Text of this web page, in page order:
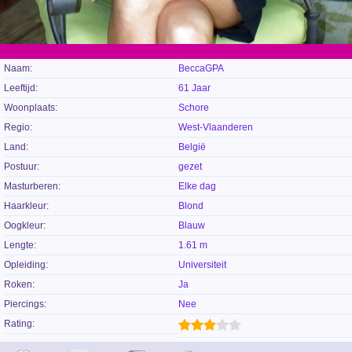
Naam:
BeccaGPA
Leeftijd:
61 Jaar
Woonplaats:
Schore
Regio:
West-Vlaanderen
Land:
België
Postuur:
gezet
Masturberen:
Elke dag
Haarkleur:
Blond
Oogkleur:
Blauw
Lengte:
1.61 m
Opleiding:
Universiteit
Roken:
Ja
Piercings:
Nee
Rating: